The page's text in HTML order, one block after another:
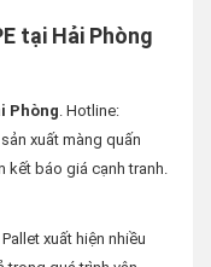
tại Hải Phòng
Phòng. Hotline:
xuất màng quấn
kết báo giá cạnh tranh.
xuất hiện nhiều